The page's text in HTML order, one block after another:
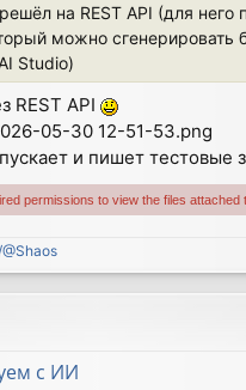
на REST API (для него
можно сгенерировать
Studio)
REST API
05-30 12-51-53.png
и пишет тестовые
permissions to view the files attached
с ИИ